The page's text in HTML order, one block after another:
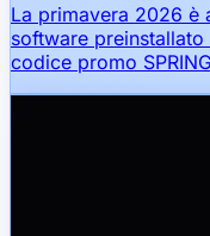
La primavera 2026 è
software
codice promo